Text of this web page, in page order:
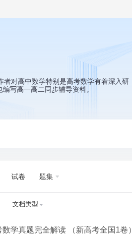
对高中数学特别是高考数学有着深入研
写高一高二同步辅导资料。
试卷 题集
文档类型
学真题完全解读 （新高考全国1卷）